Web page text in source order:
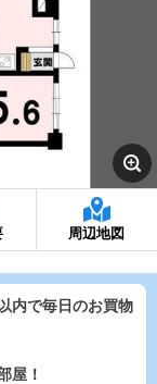
周辺地図
内で毎日のお買物
屋！